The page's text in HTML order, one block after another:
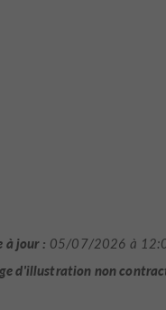
à jour : 05/07/2026 à
d'illustration non